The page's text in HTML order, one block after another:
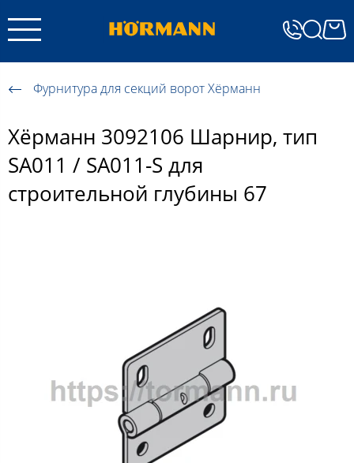
Фурнитура для секций ворот Хёрманн
Хёрманн 3092106 Шарнир, тип
SA011 / SA011-S для
строительной глубины 67